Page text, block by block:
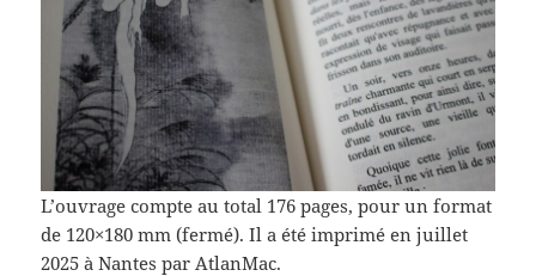
L’ouvrage compte au total 176 pages, pour un format
de 120×180 mm (fermé). Il a été imprimé en juillet
2025 à Nantes par AtlanMac.